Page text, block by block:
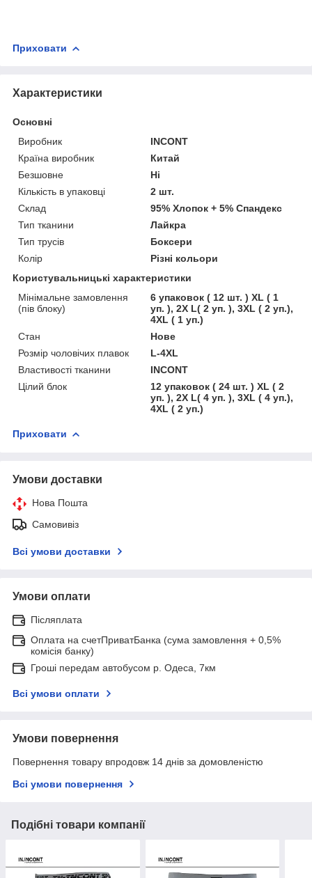
Приховати
Характеристики
Основні
Виробник
INCONT
Країна виробник
Китай
Безшовне
Ні
Кількість в упаковці
2 шт.
Склад
95% Хлопок + 5% Спандекс
Тип тканини
Лайкра
Тип трусів
Боксери
Колір
Різні кольори
Користувальницькі характеристики
Мінімальне замовлення
(пів блоку)
6 упаковок ( 12 шт. ) XL ( 1
уп. ), 2X L( 2 уп. ), 3XL ( 2 уп.),
4XL ( 1 уп.)
Стан
Нове
Розмір чоловічих плавок
L-4XL
Властивості тканини
INCONT
Цілий блок
12 упаковок ( 24 шт. ) XL ( 2
уп. ), 2X L( 4 уп. ), 3XL ( 4 уп.),
4XL ( 2 уп.)
Приховати
Умови доставки
Нова Пошта
Самовивіз
Всі умови доставки
Умови оплати
Післяплата
Оплата на счетПриватБанка (сума замовлення + 0,5%
комісія банку)
Гроші передам автобусом р. Одеса, 7км
Всі умови оплати
Умови повернення
Повернення товару впродовж 14 днів за домовленістю
Всі умови повернення
Подібні товари компанії